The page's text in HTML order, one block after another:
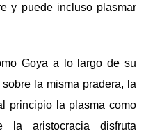
y puede incluso plasmar
Goya a lo largo de su
la misma pradera, la
principio la plasma como
aristocracia disfruta